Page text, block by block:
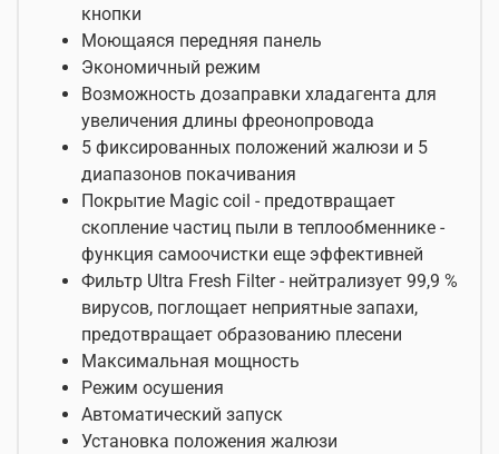
кнопки
Моющаяся передняя панель
Экономичный режим
Возможность дозаправки хладагента для
увеличения длины фреонопровода
5 фиксированных положений жалюзи и 5
диапазонов покачивания
Покрытие Magic coil - предотвращает
скопление частиц пыли в теплообменнике -
функция самоочистки еще эффективней
Фильтр Ultra Fresh Filter - нейтрализует 99,9 %
вирусов, поглощает неприятные запахи,
предотвращает образованию плесени
Максимальная мощность
Режим осушения
Автоматический запуск
Установка положения жалюзи